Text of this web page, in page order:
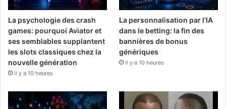
La psychologie des crash
games: pourquoi Aviator et
ses semblables supplantent
les slots classiques chez la
nouvelle génération
il y a 10 heures
La personnalisation par l’IA
dans le betting: la fin des
bannières de bonus
génériques
il y a 10 heures